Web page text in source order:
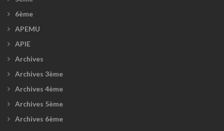
6ème
APEMU
APIE
Archives
Archives 3ème
Archives 4ème
Archives 5ème
Archives 6ème